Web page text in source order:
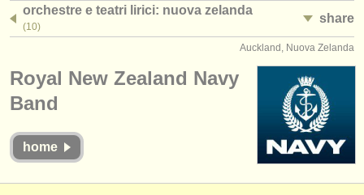
jobs - amministrazione
corsi
concorsi/
orchestre e teatri lirici: nuova zelanda
(10)
share
Auckland, Nuova Zelanda
Royal New Zealand Navy
Band
home